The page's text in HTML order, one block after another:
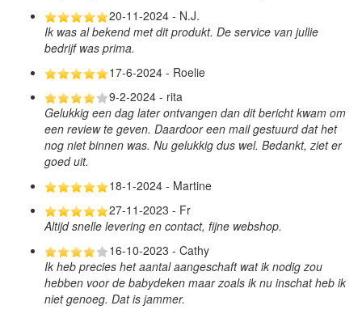
20-11-2024 - N.J.
Ik was al bekend met dit produkt. De service van jullie
bedrijf was prima.
17-6-2024 - Roelie
9-2-2024 - rita
Gelukkig een dag later ontvangen dan dit bericht kwam om
een review te geven. Daardoor een mail gestuurd dat het
nog niet binnen was. Nu gelukkig dus wel. Bedankt, ziet er
goed uit.
18-1-2024 - Martine
27-11-2023 - Fr
Altijd snelle levering en contact, fijne webshop.
16-10-2023 - Cathy
Ik heb precies het aantal aangeschaft wat ik nodig zou
hebben voor de babydeken maar zoals ik nu inschat heb ik
niet genoeg. Dat is jammer.